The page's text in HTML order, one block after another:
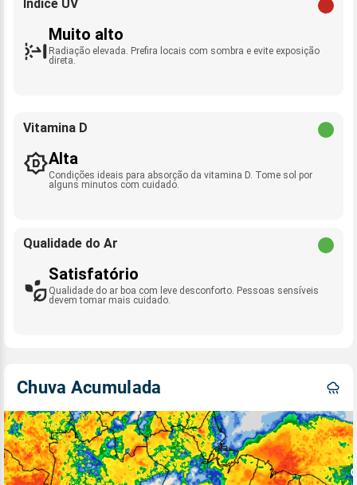
Índice UV
Muito alto
Radiação elevada. Prefira locais com sombra e evite exposição
direta.
Vitamina D
Alta
Condições ideais para absorção da vitamina D. Tome sol por
alguns minutos com cuidado.
Qualidade do Ar
Satisfatório
Qualidade do ar boa com leve desconforto. Pessoas sensíveis
devem tomar mais cuidado.
Chuva Acumulada